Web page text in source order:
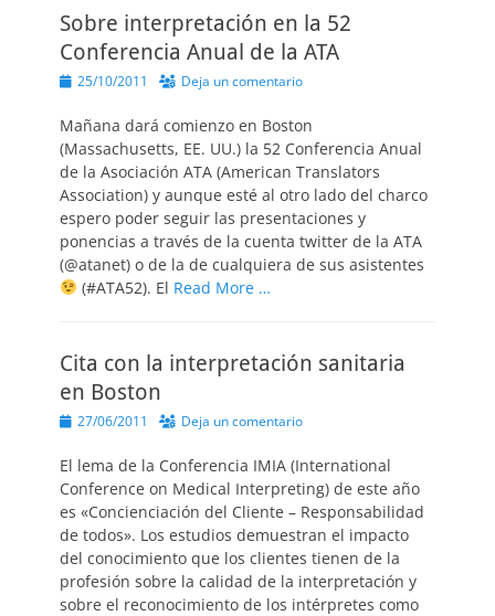
Sobre interpretación en la 52
Conferencia Anual de la ATA
Publicado
25/10/2011 Deja un comentario
Mañana dará comienzo en Boston
(Massachusetts, EE. UU.) la 52 Conferencia Anual
de la Asociación ATA (American Translators
Association) y aunque esté al otro lado del charco
espero poder seguir las presentaciones y
ponencias a través de la cuenta twitter de la ATA
(@atanet) o de la de cualquiera de sus asistentes
(#ATA52). El Read More …
Cita con la interpretación sanitaria
en Boston
Publicado
27/06/2011 Deja un comentario
El lema de la Conferencia IMIA (International
Conference on Medical Interpreting) de este año
es «Concienciación del Cliente – Responsabilidad
de todos». Los estudios demuestran el impacto
del conocimiento que los clientes tienen de la
profesión sobre la calidad de la interpretación y
sobre el reconocimiento de los intérpretes como